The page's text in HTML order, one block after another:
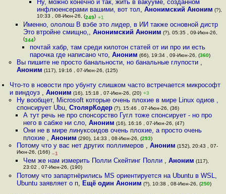
Ну, можно конечно и так, жить в вакууме, созданном
инфлюенсерами вашими, вот тол, Анонимский Аноним (?),
10:33 , 08-Июн-26, (249) +1
Именно, ололош В вэбе это лидер, в ИИ также основной дистр
Это втройне смищно,, Анонимский Аноним (?), 05:35 , 09-Июн-26,
(344)
почтай хабр, там среди килотон статей от ии про ии есть
парочка где написано что,Аноним (66), 19:34 , 09-Июн-26, (360)
Вы пишите не просто банальности, но банальные глупости ,
Аноним (117), 19:16 , 07-Июн-26, (125)
Что-то в новости про убунту слишком часто встречается микрософт
и виндоуз ,Аноним (16), 15:18 , 07-Июн-26, (20) +3
Ну вообщет, Microsoft которые очень плохие в мире Linux одиов ,
спонсирует Ubu, СтолярКодер(?), 15:46 , 07-Июн-26, (36)
А тут речь не про спонсорство Гугл тоже спонсирует - но про
него в сабже ни сло, Аноним (16), 16:16 , 07-Июн-26, (47)
Они не в мире линуксоидов очень плохие, а просто очень
плохие , Аноним (290), 14:33 , 08-Июн-26, (293)
Потому что у вас нет других поллимеров , Аноним (152), 20:43 , 07-
Июн-26, (166) –1
Чем же нам измерить Полли Скейтинг Полли , Аноним (117),
23:02 , 07-Июн-26, (190)
Потому что запартнёрились MS ориентируется на Ubuntu в WSL,
Ubuntu заявляет о п, Ещё один Аноним (?), 10:38 , 08-Июн-26, (250)